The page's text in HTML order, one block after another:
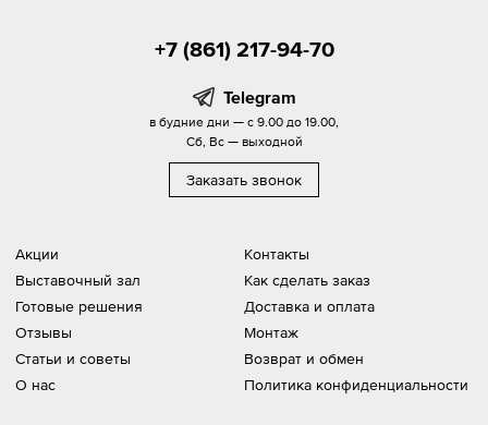
Акции
Выставочный зал
Готовые решения
Отзывы
Статьи и советы
О нас
Контакты
Как сделать заказ
Доставка и оплата
Монтаж
Возврат и обмен
Политика конфиденциальности
+7 (861) 217-94-70
Telegram
в будние дни — с 9.00 до 19.00,
Сб, Вс — выходной
Заказать звонок